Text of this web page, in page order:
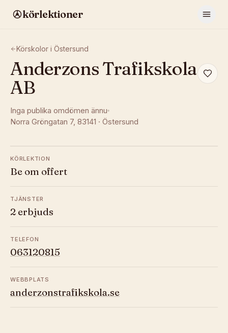
körlektioner
Körskolor i Östersund
Anderzons Trafikskola
AB
Inga publika omdömen ännu
Norra Gröngatan 7, 83141 · Östersund
KÖRLEKTION
Be om offert
TJÄNSTER
2 erbjuds
TELEFON
063120815
WEBBPLATS
anderzonstrafikskola.se